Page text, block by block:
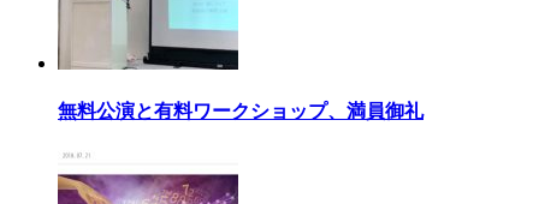
無料公演と有料ワークショップ、満員御礼